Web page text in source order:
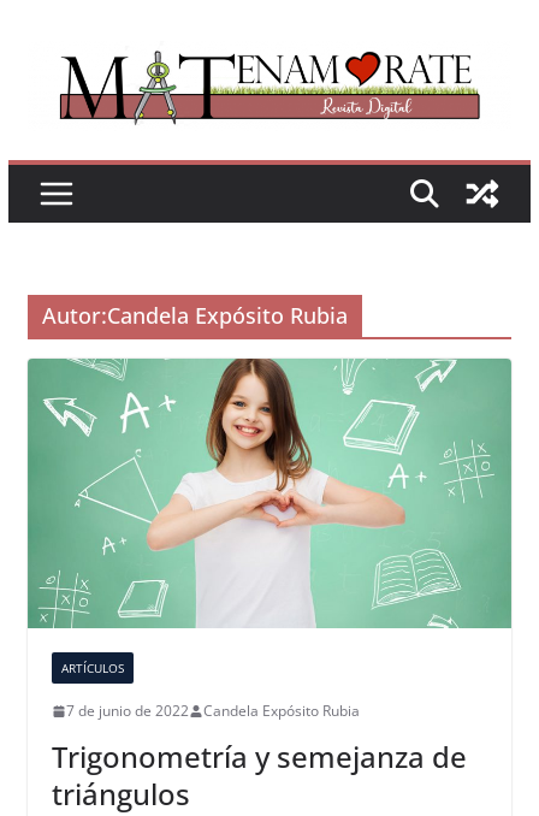
contenido
Autor:Candela Expósito Rubia
ARTÍCULOS
7 de junio de 2022 Candela Expósito Rubia
Trigonometría y semejanza de
triángulos